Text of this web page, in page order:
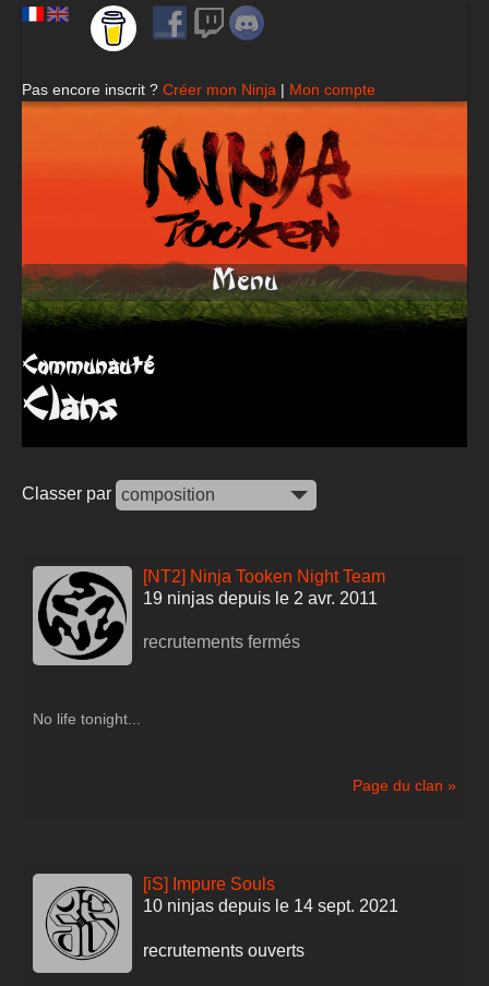
Pas encore inscrit ? Créer mon Ninja | Mon compte
Menu
Communauté
Clans
Classer par
[NT2] Ninja Tooken Night Team
19 ninjas depuis le 2 avr. 2011
recrutements fermés
No life tonight...
Page du clan »
[iS] Impure Souls
10 ninjas depuis le 14 sept. 2021
recrutements ouverts